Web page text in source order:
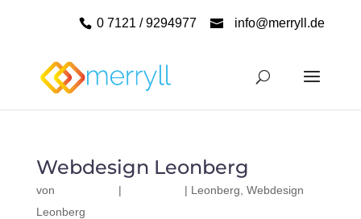
0 7121 / 9294977 info@merryll.de
Webdesign Leonberg
von | | Leonberg Webdesign
Leonberg